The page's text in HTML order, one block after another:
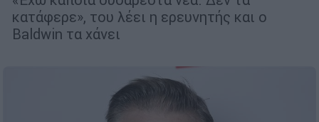
κατάφερε», του λέει η ερευνητής και ο
Baldwin τα χάνει